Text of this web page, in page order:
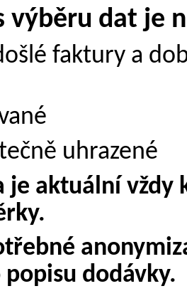
výběru dat je
faktury a
uhrazené
je aktuální
dodávky.